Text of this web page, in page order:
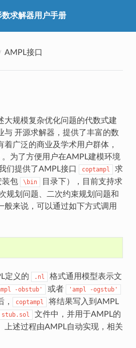
数求解器用户手册
AMPL接口
大规模复杂优化问题的代数式建
与 开源求解器，提供了丰富的数
广泛的商业及学术用户群体，
。为了方便用户在AMPL建模环境
们提供了AMPL接口
coptampl
求
装包
\bin
目录下），目前支持求
规划问题、二次约束规划问题和
般来说，可以通过如下方式调用
定义的 .nl
格式通用模型表示文
-obstub' 或者 'ampl -ogstub'
， coptampl
将结果写入到AMPL
stub.sol
文件中，并用于AMPL的
上述过程由AMPL自动实现，相关